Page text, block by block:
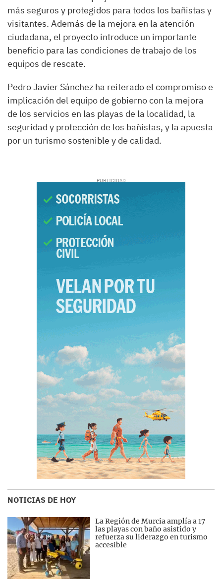
más seguros y protegidos para todos los bañistas y
visitantes. Además de la mejora en la atención
ciudadana, el proyecto introduce un importante
beneficio para las condiciones de trabajo de los
equipos de rescate.
Pedro Javier Sánchez ha reiterado el compromiso e
implicación del equipo de gobierno con la mejora
de los servicios en las playas de la localidad, la
seguridad y protección de los bañistas, y la apuesta
por un turismo sostenible y de calidad.
NOTICIAS DE HOY
La Región de Murcia amplía a 17
las playas con baño asistido y
refuerza su liderazgo en turismo
accesible